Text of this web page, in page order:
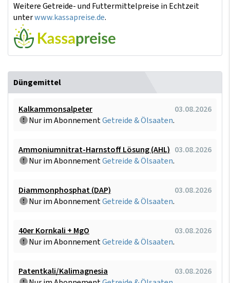
Weitere Getreide- und Futtermittelpreise in Echtzeit
unterwww.kassapreise.de.
Düngemittel
Kalkammonsalpeter
03.08.2026
Nur im AbonnementGetreide & Ölsaaten.
Ammoniumnitrat-Harnstoff Lösung (AHL) 03.08.2026
Nur im AbonnementGetreide & Ölsaaten.
Diammonphosphat (DAP)
03.08.2026
Nur im AbonnementGetreide & Ölsaaten.
40er Kornkali + MgO
03.08.2026
Nur im AbonnementGetreide & Ölsaaten.
Patentkali/Kalimagnesia
03.08.2026